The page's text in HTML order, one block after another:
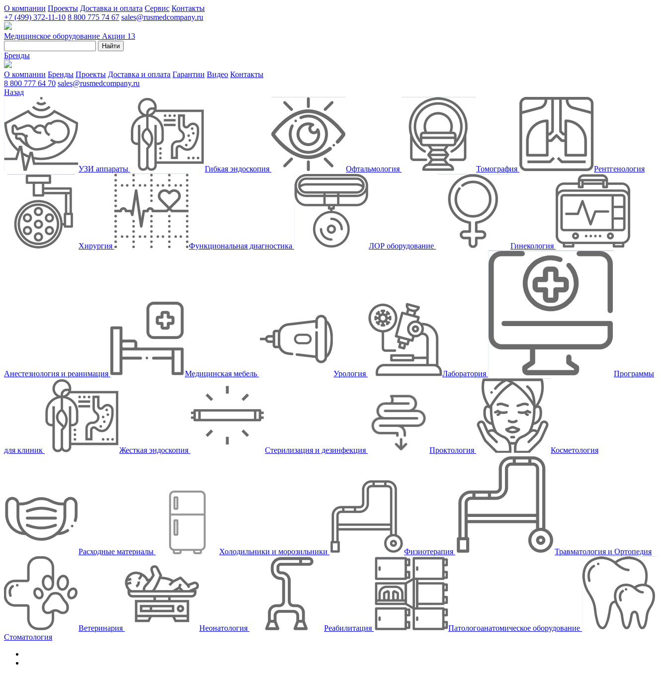
О компании Проекты Доставка и оплата Сервис Контакты
+7 (499) 372-11-10 8 800 775 74 67 sales@rusmedcompany.ru
Медицинское оборудование Акции 13
Найти
Бренды
О компании Бренды Проекты Доставка и оплата Гарантии Видео Контакты
8 800 777 64 70 sales@rusmedcompany.ru
Назад
УЗИ аппараты Гибкая эндоскопия Офтальмология Томография Рентгенология
Хирургия Функциональная диагностика ЛОР оборудование Гинекология
Анестезиология и реанимация Медицинская мебель Урология Лаборатория Программы
для клиник Жесткая эндоскопия Стерилизация и дезинфекция Проктология Косметология
Расходные материалы Холодильники и морозильники Физиотерапия Травматология и Ортопедия
Ветеринария Неонатология Реабилитация
Патологоанатомическое оборудование
Стоматология